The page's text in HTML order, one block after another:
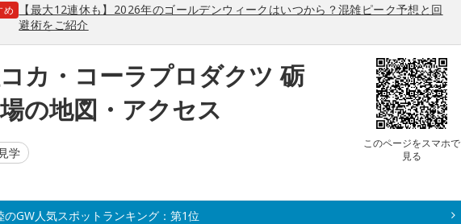
め
【最大12連休も】2026年のゴールデンウィークはいつから？混雑ピーク予想と回
避術をご紹介
カ・コーラプロダクツ 砺
の地図・アクセス
このページをスマホで
見る
学
のGW人気スポットランキング：第1位